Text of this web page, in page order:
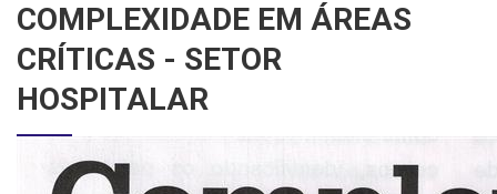
COMPLEXIDADE EM ÁREAS
CRÍTICAS - SETOR
HOSPITALAR